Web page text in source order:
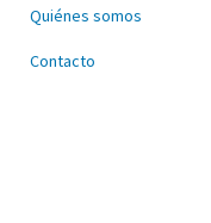
Quiénes somos
Contacto